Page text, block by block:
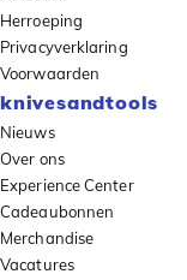
Herroeping
Privacyverklaring
Voorwaarden
knivesandtools
Nieuws
Over ons
Experience Center
Cadeaubonnen
Merchandise
Vacatures